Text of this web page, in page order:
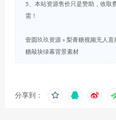
5、本站资源售价只是赞助，收取
需！
壹圆玖玖资源 » 梨膏糖视频无人直
糖敲块绿幕背景素材
分享到：